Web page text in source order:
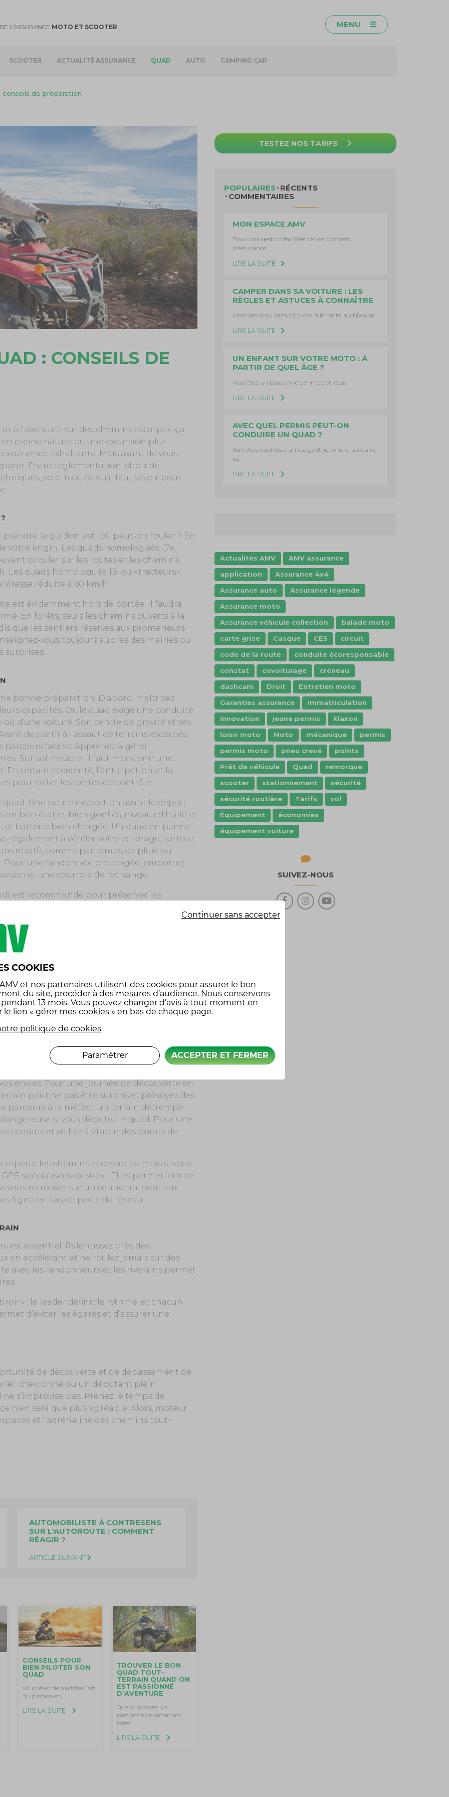
DE L’ASSURANCE MOTO ET SCOOTER MENU
SCOOTER ACTUALITÉ ASSURANCE QUAD AUTO CAMPING CAR
conseils de préparation
: CONSEILS DE
à l’aventure sur des chemins escarpés, ça
pleine nature ou une excursion plus
exhaltante. Mais avant de vous
Entre réglementation, choix de
voici tout ce qu’il faut savoir pour
le guidon est : où peut-on rouler ? En
votre engin. Les quads homologués L7e,
circuler sur les routes et les chemins
quads homologués T3, ou « tracteurs »,
réduite à 60 km/h.
est évidemment hors de portée. Il faudra
En forêts, seuls les chemins ouverts à la
que les sentiers réservés aux promeneurs
vous toujours auprès des mairies ou
surprises.
bonne préparation. D’abord, maîtrisez
capacités. Or, le quad exige une conduite
d’une voiture. Son centre de gravité et ses
de partir à l’assaut de terrains escarpés,
parcours faciles. Apprenez à gérer
Sur sol meuble, il faut maintenir une
En terrain accidenté, l’anticipation et la
pour éviter les pertes de contrôle.
quad. Une petite inspection avant le départ
en bon état et bien gonflés, niveaux d’huile et
batterie bien chargée. Un quad en panne
également à vérifier votre éclairage, surtout
comme par temps de pluie ou
Pour une randonnée prolongée, emportez
et une courroie de rechange.
est recommandé pour préserver les
Un quad bien entretenu vous
sa durée de vie.
MAXIMALE
d’un équipement adéquat. Un
des gants certifiés CE et des vêtements
Des bottes montantes
Lunettes de protection, gilet
pour une sécurité maximale. Un
premiers secours et une lampe frontale
envies. Pour une journée de découverte en
pour ne pas être surpris et prévoyez des
parcours à la météo : un terrain détrempé
si vous débutez le quad. Pour une
terrains et veillez à établir des points de
les chemins accessibles, mais si vous
spécialisées existent. Elles permettent de
vous retrouver sur un sentier interdit aux
ligne en cas de perte de réseau.
est essentiel. Ralentissez près des
en accélérant et ne roulez jamais sur des
avec les randonneurs et les riverains permet
» : le leader définit le rythme, et chacun
d’éviter les égarés et d’assurer une
de découverte et de dépassement de
chevronné ou un débutant plein
s’improvise pas. Prenez le temps de
n’en sera que plus agréable. Alors, moteur
et l’adrénaline des chemins tout-
AUTOMOBILISTE À CONTRESENS
SUR L'AUTOROUTE : COMMENT
RÉAGIR ?
ARTICLE SUIVANT
CONSEILS POUR
BIEN PILOTER SON
QUAD
Vous rêvez de maîtriser l’art
du pilotage en
LIRE LA SUITE
TROUVER LE BON
QUAD TOUT-
TERRAIN QUAND ON
EST PASSIONNÉ
D’AVENTURE
Que vous soyez un
passionné de sensations
fortes
LIRE LA SUITE
TESTEZ NOS TARIFS
POPULAIRES RÉCENTS
COMMENTAIRES
MON ESPACE AMV
Pour une gestion facilitée de vos contrats
d’assurance,
LIRE LA SUITE
CAMPER DANS SA VOITURE : LES
RÈGLES ET ASTUCES À CONNAÎTRE
Alternative au camping-car, à la tente, au bivouac
LIRE LA SUITE
UN ENFANT SUR VOTRE MOTO : À
PARTIR DE QUEL ÂGE ?
Vous êtes un passionné de moto et vous
LIRE LA SUITE
AVEC QUEL PERMIS PEUT-ON
CONDUIRE UN QUAD ?
Autrefois réservés à un usage strictement utilitaire,
les
LIRE LA SUITE
Actualités AMV
AMV assurance
application
Assurance 4x4
Assurance auto
Assurance légende
Assurance moto
Assurance véhicule collection
balade moto
carte grise
Casque CES
circuit
code de la route
conduite écoresponsable
constat
covoiturage
créneau
dashcam
Droit
Entretien moto
Garanties assurance
immatriculation
Innovation
jeune permis
klaxon
loisir moto
Moto mécanique
permis
permis moto
pneu crevé
points
Prêt de véhicule
Quad
remorque
scooter
stationnement
sécurité
sécurité routière
Tarifs
vol
Équipement
économies
équipement voiture
SUIVEZ-NOUS
COOKIES
et nos partenaires utilisent des cookies pour assurer le bon
du site, procéder à des mesures d’audience. Nous conservons
13 mois. Vous pouvez changer d’avis à tout moment en
lien « gérer mes cookies » en bas de chaque page.
politique de cookies
Continuer sans accepter
ACCEPTER ET FERMER
Paramétrer